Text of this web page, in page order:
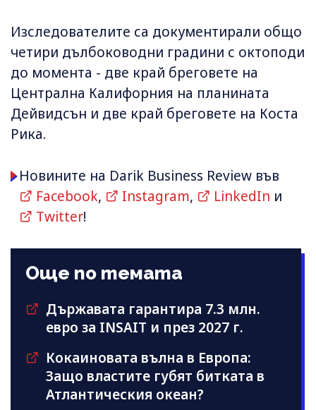
Изследователите са документирали общо
четири дълбоководни градини с октоподи
до момента - две край бреговете на
Централна Калифорния на планината
Дейвидсън и две край бреговете на Коста
Рика.
Новините на Darik Business Review във
Facebook, Instagram, LinkedIn и
Twitter!
Още по темата
Държавата гарантира 7.3 млн.
евро за INSAIT и през 2027 г.
Кокаиновата вълна в Европа:
Защо властите губят битката в
Атлантическия океан?